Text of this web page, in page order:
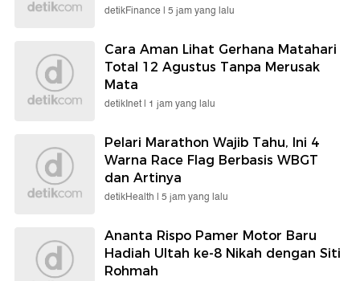
detikFinance | 5 jam yang lalu
Cara Aman Lihat Gerhana Matahari
Total 12 Agustus Tanpa Merusak
Mata
detikInet | 1 jam yang lalu
Pelari Marathon Wajib Tahu, Ini 4
Warna Race Flag Berbasis WBGT
dan Artinya
detikHealth | 5 jam yang lalu
Ananta Rispo Pamer Motor Baru
Hadiah Ultah ke-8 Nikah dengan Siti
Rohmah